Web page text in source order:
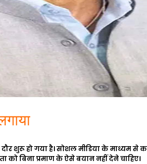
शुरू हो गया है। सोशल मीडिया के माध्यम से
बिना प्रमाण के ऐसे बयान नहीं देने चाहिए।